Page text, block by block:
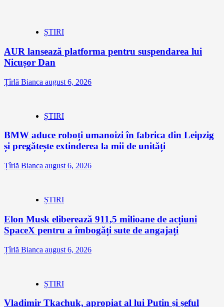
ȘTIRI
AUR lansează platforma pentru suspendarea lui
Nicușor Dan
Țîrlă Bianca august 6, 2026
ȘTIRI
BMW aduce roboți umanoizi în fabrica din Leipzig
și pregătește extinderea la mii de unități
Țîrlă Bianca august 6, 2026
ȘTIRI
Elon Musk eliberează 911,5 milioane de acțiuni
SpaceX pentru a îmbogăți sute de angajați
Țîrlă Bianca august 6, 2026
ȘTIRI
Vladimir Tkachuk, apropiat al lui Putin și șeful